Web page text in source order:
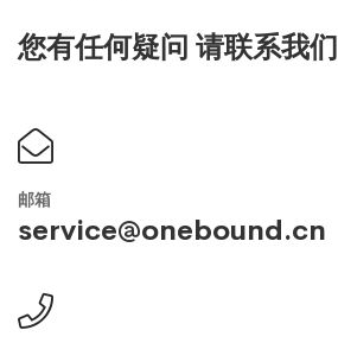
您有任何疑问 请联系我们
邮箱
service@onebound.cn